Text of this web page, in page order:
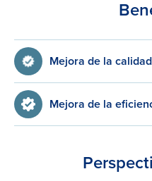
Mejora de la calidad
Mejora de la